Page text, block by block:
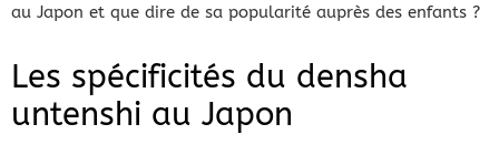
au Japon et que dire de sa popularité auprès des enfants ?
Les spécificités du densha
untenshi au Japon